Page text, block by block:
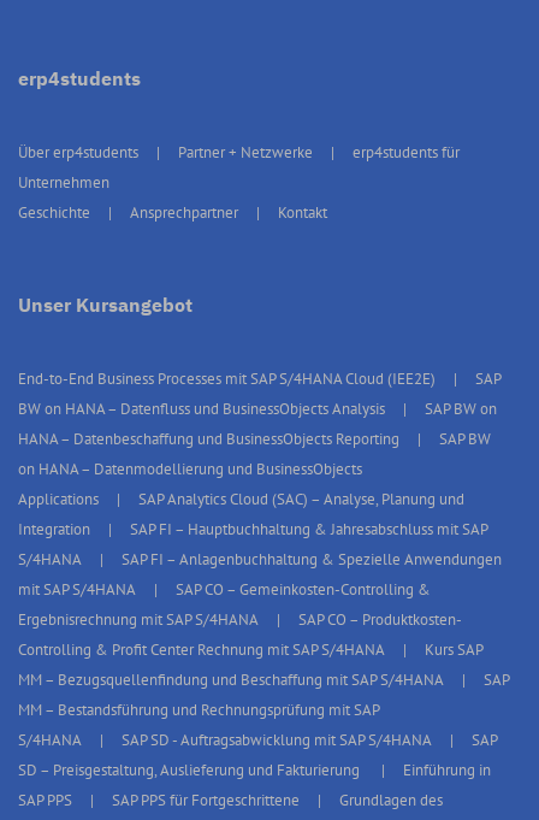
erp4students
Über erp4students Partner + Netzwerke
erp4students für
Unternehmen
Geschichte
Ansprechpartner Kontakt
Unser Kursangebot
End-to-End Business Processes mit SAP S/4HANA Cloud (IEE2E)
SAP
BW on HANA – Datenfluss und BusinessObjects Analysis
SAP BW on
HANA – Datenbeschaffung und BusinessObjects Reporting
SAP BW
on HANA – Datenmodellierung und BusinessObjects
Applications
SAP Analytics Cloud (SAC) – Analyse, Planung und
Integration
SAP FI – Hauptbuchhaltung & Jahresabschluss mit SAP
S/4HANA
SAP FI – Anlagenbuchhaltung & Spezielle Anwendungen
mit SAP S/4HANA
SAP CO – Gemeinkosten-Controlling &
Ergebnisrechnung mit SAP S/4HANA
SAP CO – Produktkosten-
Controlling & Profit Center Rechnung mit SAP S/4HANA
Kurs SAP
MM – Bezugsquellenfindung und Beschaffung mit SAP S/4HANA
SAP
MM – Bestandsführung und Rechnungsprüfung mit SAP
S/4HANA
SAP SD - Auftragsabwicklung mit SAP S/4HANA
SAP
SD – Preisgestaltung, Auslieferung und Fakturierung
Einführung in
SAP PPS
SAP PPS für Fortgeschrittene
Grundlagen des